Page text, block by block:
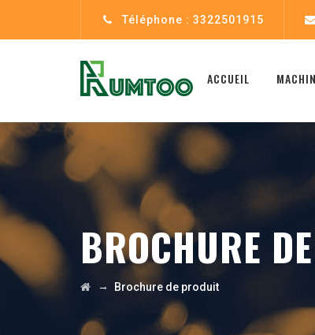
Téléphone : 3322501915
ACCUEIL
BROCHURE
→ Brochure de produit